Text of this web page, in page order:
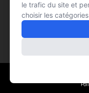
le trafic du site et
choisir les